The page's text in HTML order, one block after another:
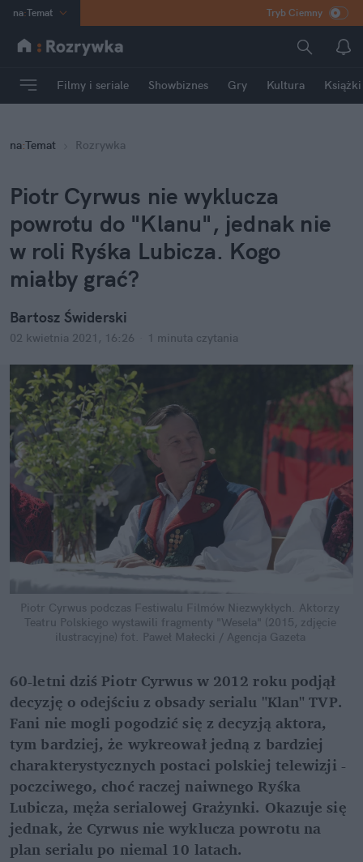
na:Temat
INN Poland
mama
Rozrywka
Tryb Ciemny
Filmy i seriale Showbiznes Gry Kultura Książki
na:Temat Rozrywka
Piotr Cyrwus nie wyklucza
powrotu do "Klanu", jednak nie
w roli Ryśka Lubicza. Kogo
miałby grać?
Bartosz Świderski
02 kwietnia 2021, 16:26 1 minuta czytania
Piotr Cyrwus podczas Festiwalu Filmów Niezwykłych. Aktorzy
Teatru Polskiego wystawili fragmenty "Wesela" (2015, zdjęcie
ilustracyjne) fot. Paweł Małecki / Agencja Gazeta
60-letni dziś Piotr Cyrwus w 2012 roku podjął
decyzję o odejściu z obsady serialu "Klan" TVP.
Fani nie mogli pogodzić się z decyzją aktora,
tym bardziej, że wykreował jedną z bardziej
charakterystycznych postaci polskiej telewizji -
poczciwego, choć raczej naiwnego Ryśka
Lubicza, męża serialowej Grażynki. Okazuje się
jednak, że Cyrwus nie wyklucza powrotu na
plan serialu po niemal 10 latach.